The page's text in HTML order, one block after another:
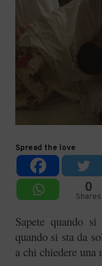
Spread the love
0
Shares
Sapete quando
quando si sta da
a chi chiedere una